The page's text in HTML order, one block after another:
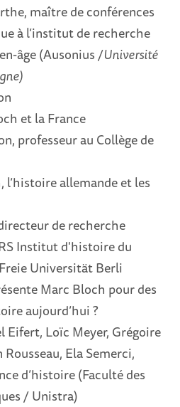
maître de conférences
à l’institut de recherche
âge (Ausonius /Université
et la France
professeur au Collège de
l’histoire allemande et les
de recherche
Institut d'histoire du
Universität Berli
Marc Bloch pour des
aujourd’hui ?
Eifert, Loïc Meyer, Grégoire
Ela Semerci,
d’histoire (Faculté des
/ Unistra)